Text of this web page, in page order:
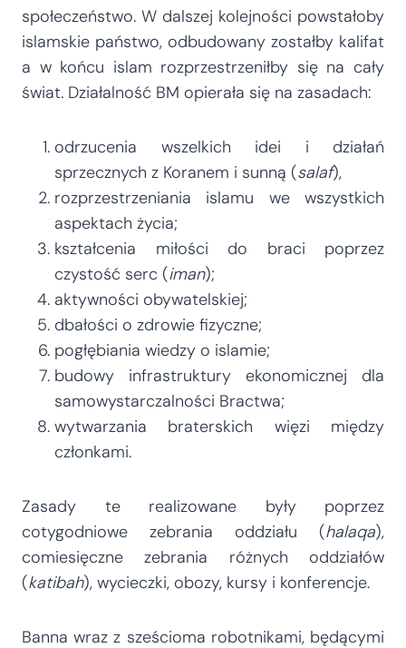
społeczeństwo. W dalszej kolejności powstałoby
islamskie państwo, odbudowany zostałby kalifat
a w końcu islam rozprzestrzeniłby się na cały
świat. Działalność BM opierała się na zasadach:
odrzucenia wszelkich idei i działań
sprzecznych z Koranem i sunną (salaf),
rozprzestrzeniania islamu we wszystkich
aspektach życia;
kształcenia miłości do braci poprzez
czystość serc (iman);
aktywności obywatelskiej;
dbałości o zdrowie fizyczne;
pogłębiania wiedzy o islamie;
budowy infrastruktury ekonomicznej dla
samowystarczalności Bractwa;
wytwarzania braterskich więzi między
członkami.
Zasady te realizowane były poprzez
cotygodniowe zebrania oddziału (halaqa),
comiesięczne zebrania różnych oddziałów
(katibah), wycieczki, obozy, kursy i konferencje.
Banna wraz z sześcioma robotnikami, będącymi